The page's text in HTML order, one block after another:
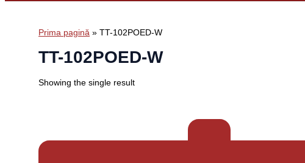
Prima pagină » TT-102POED-W
TT-102POED-W
Showing the single result